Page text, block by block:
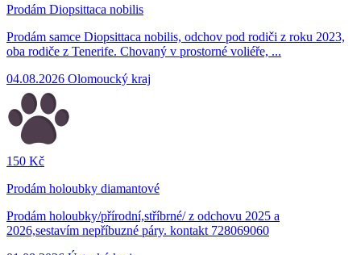
Prodám Diopsittaca nobilis
Prodám samce Diopsittaca nobilis, odchov pod rodiči z roku 2023,
oba rodiče z Tenerife. Chovaný v prostorné voliéře, ...
04.08.2026 Olomoucký kraj
150 Kč
Prodám holoubky diamantové
Prodám holoubky/přírodní,stříbrné/ z odchovu 2025 a
2026,sestavím nepříbuzné páry. kontakt 728069060